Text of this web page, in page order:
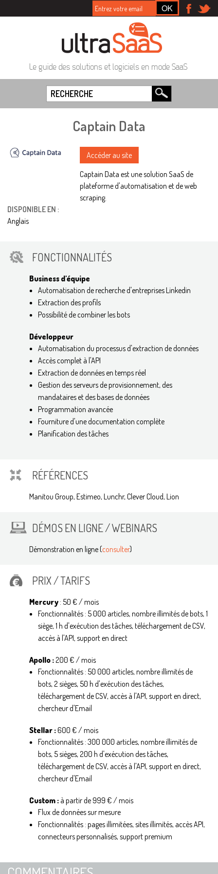
Le guide des solutions et logiciels en mode SaaS
Captain Data
Accéder au site
Captain Data est une solution SaaS de
plateforme d'automatisation et de web
scraping.
DISPONIBLE EN :
Anglais
FONCTIONNALITÉS
Business d'équipe
Automatisation de recherche d'entreprises Linkedin
Extraction des profils
Possibilité de combiner les bots
Développeur
Automatisation du processus d'extraction de données
Accès complet à l'API
Extraction de données en temps réel
Gestion des serveurs de provisionnement, des
mandataires et des bases de données
Programmation avancée
Fourniture d'une documentation complète
Planification des tâches
RÉFÉRENCES
Manitou Group, Estimeo, Lunchr, Clever Cloud, Lion
DÉMOS EN LIGNE / WEBINARS
Démonstration en ligne (consulter)
PRIX / TARIFS
Mercury : 50 € / mois
Fonctionnalités : 5 000 articles, nombre illimités de bots, 1
siège, 1 h d'exécution des tâches, téléchargement de CSV,
accès à l'API, support en direct
​Apollo :200 € / mois
Fonctionnalités : 50 000 articles, nombre illimités de
bots, 2 sièges, 50 h d'exécution des tâches,
téléchargement de CSV, accès à l'API, support en direct,
chercheur d'Email
Stellar :600 € / mois
Fonctionnalités : 300 000 articles, nombre illimités de
bots, 5 sièges, 200 h d'exécution des tâches,
téléchargement de CSV, accès à l'API, support en direct,
chercheur d'Email
Custom : à partir de 999 € / mois
Flux de données sur mesure
Fonctionnalités : pages illimitées, sites illimités, accès API,
connecteurs personnalisés, support premium